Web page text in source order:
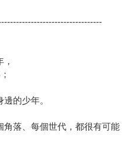
戒嚴令，以肅清共產份子
壓。當時規定，凡在距離
皆格殺勿論。如此焦土化
有三萬人死亡——該數字是
？濟州四三與臺灣的二二
。同為孤懸在外的島嶼，臺
的歷史軌跡極其相似。
的少年。
角落、每個世代，都很有可能